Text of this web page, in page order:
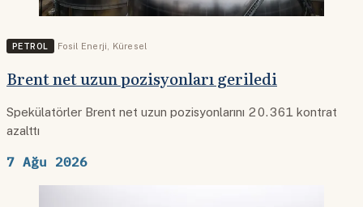
PETROL Fosil Enerji Küresel
Brent net uzun pozisyonları geriledi
Spekülatörler Brent net uzun pozisyonlarını 20.361 kontrat
azalttı
7 Ağu 2026